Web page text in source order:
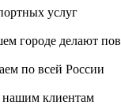
услуг
городе делают
по всей России
нашим клиентам